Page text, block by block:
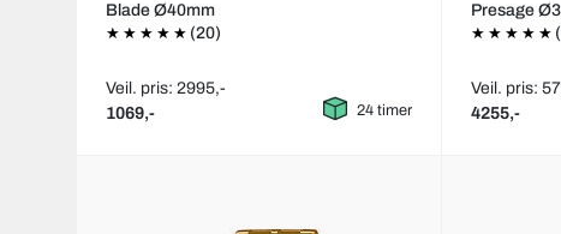
Blade Ø40mm
(20)
Veil. pris: 2995,-
1069,- 24 timer
Presage
Veil. pris:
4255,-